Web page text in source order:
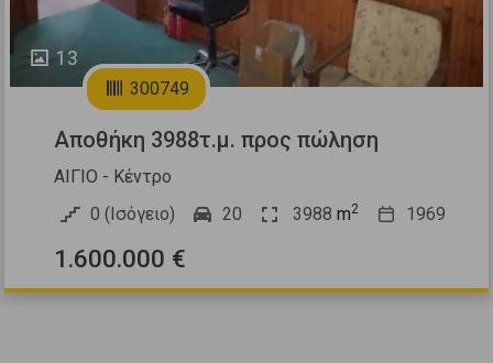
13
300749
Αποθήκη 3988τ.μ. προς πώληση
ΑΙΓΙΟ - Κέντρο
0 (Ισόγειο)
20 3988 m2 1969
1.600.000 €